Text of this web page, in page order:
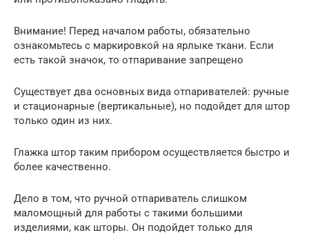
Внимание! Перед началом работы, обязательно
ознакомьтесь с маркировкой на ярлыке ткани. Если
есть такой значок, то отпаривание запрещено
Существует два основных вида отпаривателей: ручные
и стационарные (вертикальные), но подойдет для штор
только один из них.
Глажка штор таким прибором осуществляется быстро и
более качественно.
Дело в том, что ручной отпариватель слишком
маломощный для работы с такими большими
изделиями, как шторы. Он подойдет только для